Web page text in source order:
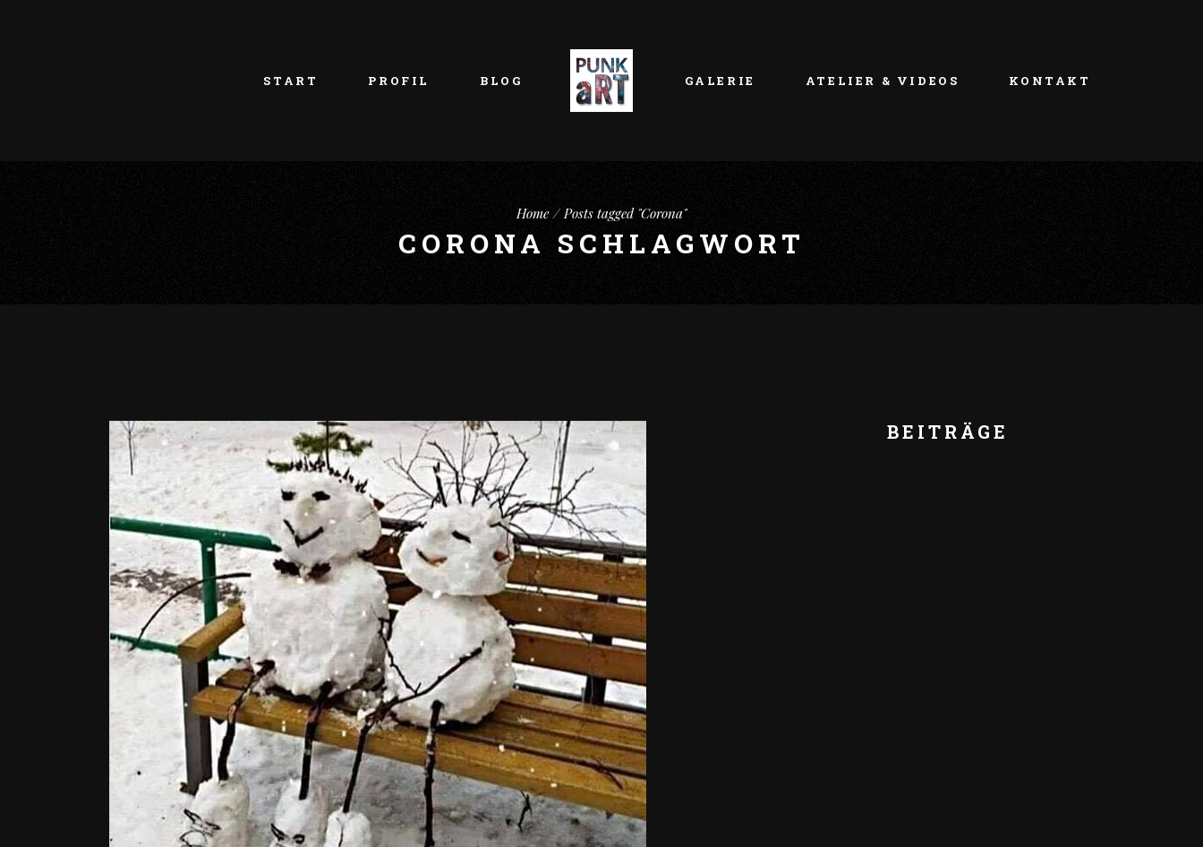
START PROFIL BLOG GALERIE ATELIER & VIDEOS KONTAKT
Home Posts tagged "Corona"
CORONA SCHLAGWORT
BEITRÄGE